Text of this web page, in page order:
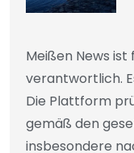
Meißen News
verantwortlich.
Die Plattform
gemäß den
insbesondere